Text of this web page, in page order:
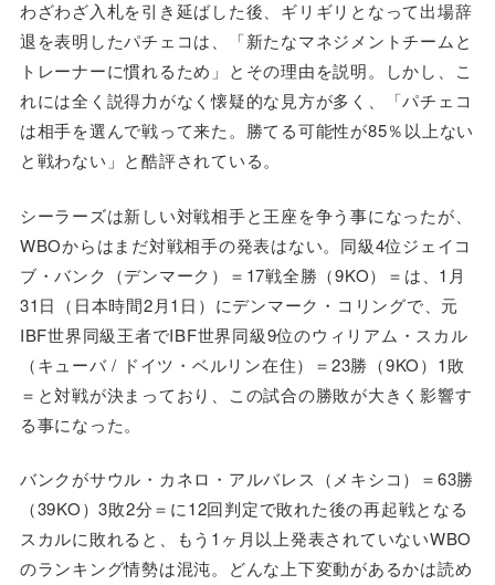
わざわざ入札を引き延ばした後、ギリギリとなって出場辞
退を表明したパチェコは、「新たなマネジメントチームと
トレーナーに慣れるため」とその理由を説明。しかし、こ
れには全く説得力がなく懐疑的な見方が多く、「パチェコ
は相手を選んで戦って来た。勝てる可能性が85％以上ない
と戦わない」と酷評されている。
シーラーズは新しい対戦相手と王座を争う事になったが、
WBOからはまだ対戦相手の発表はない。同級4位ジェイコ
ブ・バンク（デンマーク）＝17戦全勝（9KO）＝は、1月
31日（日本時間2月1日）にデンマーク・コリングで、元
IBF世界同級王者でIBF世界同級9位のウィリアム・スカル
（キューバ / ドイツ・ベルリン在住）＝23勝（9KO）1敗
＝と対戦が決まっており、この試合の勝敗が大きく影響す
る事になった。
バンクがサウル・カネロ・アルバレス（メキシコ）＝63勝
（39KO）3敗2分＝に12回判定で敗れた後の再起戦となる
スカルに敗れると、もう1ヶ月以上発表されていないWBO
のランキング情勢は混沌。どんな上下変動があるかは読め